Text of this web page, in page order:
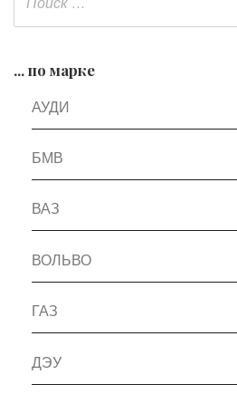
... по марке
АУДИ
БМВ
ВАЗ
ВОЛЬВО
ГАЗ
ДЭУ